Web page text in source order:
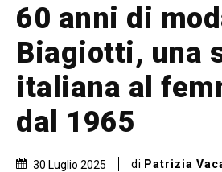
60 anni di
Biagiotti, una
italiana al
dal 1965
30 Luglio 2025 di Patrizia